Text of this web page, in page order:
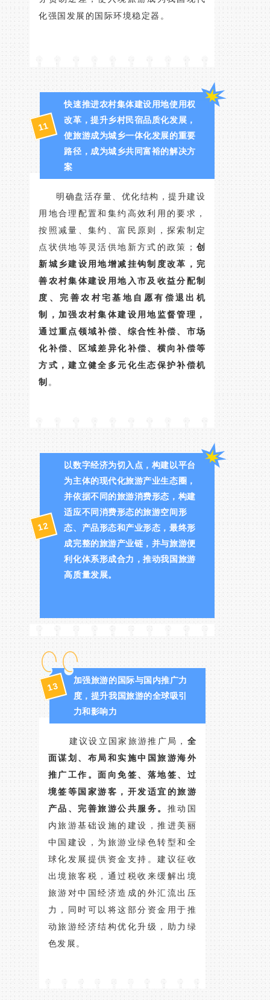
化强国发展的国际环境稳定器。
11
快速推进农村集体建设用地使用权
改革，提升乡村民宿品质化发展，
使旅游成为城乡一体化发展的重要
路径，成为城乡共同富裕的解决方
案
明确盘活存量、优化结构，提升建设
用地合理配置和集约高效利用的要求，
按照减量、集约、富民原则，探索制定
点状供地等灵活供地新方式的政策； 创
新城乡建设用地增减挂钩制度改革，完
善农村集体建设用地入市及收益分配制
度、完善农村宅基地自愿有偿退出机
制，加强农村集体建设用地监督管理，
通过重点领域补偿、综合性补偿、市场
化补偿、区域差异化补偿、横向补偿等
方式，建立健全多元化生态保护补偿机
制 。
12
以数字经济为切入点，构建以平台
为主体的现代化旅游产业生态圈，
并依据不同的旅游消费形态，构建
适应不同消费形态的旅游空间形
态、产品形态和产业形态，最终形
成完整的旅游产业链，并与旅游便
利化体系形成合力，推动我国旅游
高质量发展。
13
加强旅游的国际与国内推广力
度，提升我国旅游的全球吸引
力和影响力
建议设立国家旅游推广局， 全
面谋划、布局和实施中国旅游海外
推广工作。面向免签、落地签、过
境签等国家游客，开发适宜的旅游
产品、完善旅游公共服务。 推动国
内旅游基础设施的建设，推进美丽
中国建设，为旅游业绿色转型和全
球化发展提供资金支持。建议征收
出境旅客税，通过税收来缓解出境
旅游对中国经济造成的外汇流出压
力，同时可以将这部分资金用于推
动旅游经济结构优化升级，助力绿
色发展。